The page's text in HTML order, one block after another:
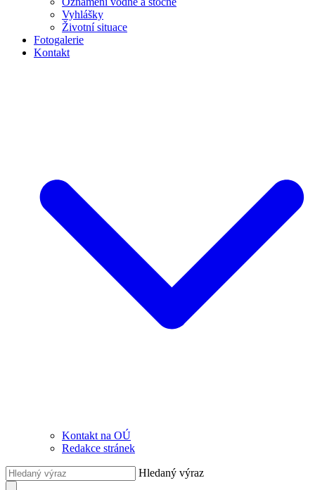
Vyhlášky
Životní situace
Fotogalerie
Kontakt
Kontakt na OÚ
Redakce stránek
Hledaný výraz